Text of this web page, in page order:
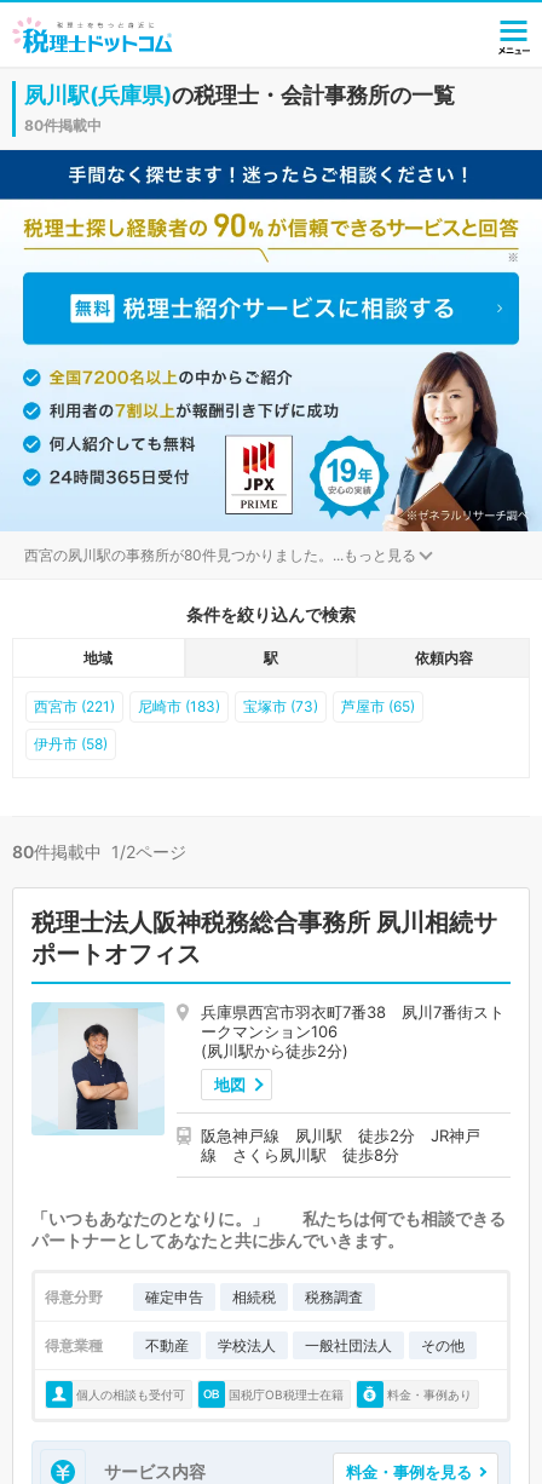
夙川駅(兵庫県)の税理士・会計事務所の一覧
80件掲載中
西宮の夙川駅の事務所が80件見つかりました。 ...もっと見る
条件を絞り込んで検索
地域 駅 依頼内容
西宮市 (221) 尼崎市 (183) 宝塚市 (73) 芦屋市 (65)
伊丹市 (58)
80件掲載中 1/2ページ
税理士法人阪神税務総合事務所 夙川相続サ
ポートオフィス
兵庫県西宮市羽衣町7番38 夙川7番街スト
ークマンション106
(夙川駅から徒歩2分)
地図
阪急神戸線 夙川駅 徒歩2分 JR神戸
線 さくら夙川駅 徒歩8分
「いつもあなたのとなりに。」 私たちは何でも相談できる
パートナーとしてあなたと共に歩んでいきます。
得意分野 確定申告 相続税 税務調査
得意業種 不動産 学校法人 一般社団法人 その他
個人の相談も受付可 国税庁OB税理士在籍 料金・事例あり
サービス内容 料金・事例を見る